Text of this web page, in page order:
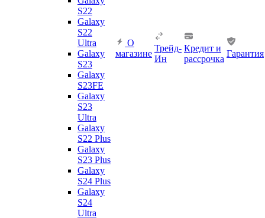
S22
Galaxy
S22
Ultra
Galaxy
S23
Galaxy
S23FE
Galaxy
S23
Ultra
Galaxy
S22 Plus
Galaxy
S23 Plus
Galaxy
S24 Plus
Galaxy
S24
Ultra
О
магазине
Трейд-
Ин
Кредит и
рассрочка
Гарантия